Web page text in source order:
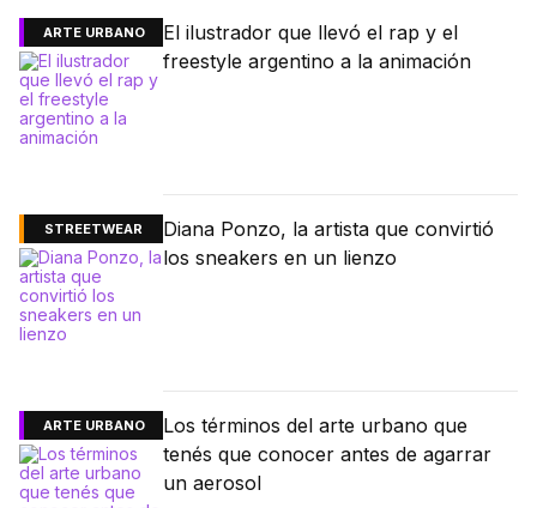
ARTE URBANO
El ilustrador que llevó el rap y el
freestyle argentino a la animación
STREETWEAR
Diana Ponzo, la artista que convirtió
los sneakers en un lienzo
ARTE URBANO
Los términos del arte urbano que
tenés que conocer antes de agarrar
un aerosol